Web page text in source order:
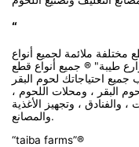
“
مختلفة ملائمة لجميع أنواع
طيبة" ® جميع أنواع قطع
جميع احتياجاتك لحوم البقر
البقر ، ومحلات اللحوم ،
، وتجهيز الأغذية
والمصانع.
“taiba farms”®